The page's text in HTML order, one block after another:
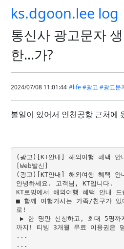
ks.dgoon.lee log
통신사 광고문자
한...가?
2024/07/08 11:01:44 #life#광고 #광고문
볼일이 있어서 인천공항 근처에
(광고)[KT안내] 해외여행 혜택 안
[Web발신]
(광고)[KT안내] 해외여행 혜택 안
안녕하세요. 고객님, KT입니다.
KT로밍에서 해외여행 혜택 안내 드
■ 함께 여행가시는 가족/친구가 있
로!
▶ 한 명만 신청하고, 최대 5명까
까지! 티빙 3개월 무료 이용권은
...
...